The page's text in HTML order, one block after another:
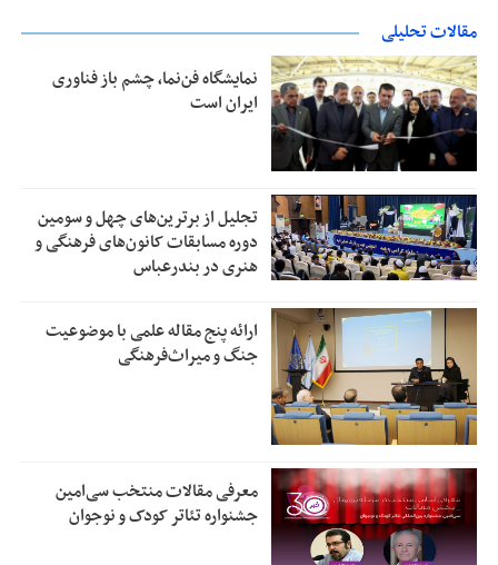
مقالات تحلیلی
نمایشگاه فن‌نما، چشم باز فناوری
ایران است
تجلیل از بر‌ترین‌های چهل و سومین
دوره مسابقات کانون‌های فرهنگی و
هنری در بندرعباس
ارائه پنج مقاله علمی با موضوعیت
جنگ و میراث‌فرهنگی
معرفی مقالات منتخب سی‌امین
جشنواره تئاتر کودک و نوجوان